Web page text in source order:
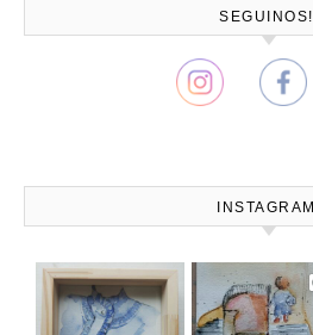
SEGUINOS!
INSTAGRAM